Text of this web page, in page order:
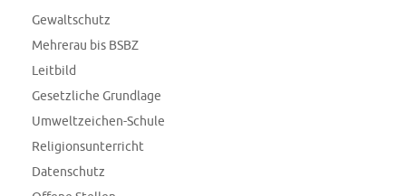
Gewaltschutz
Mehrerau bis BSBZ
Leitbild
Gesetzliche Grundlage
Umweltzeichen-Schule
Religionsunterricht
Datenschutz